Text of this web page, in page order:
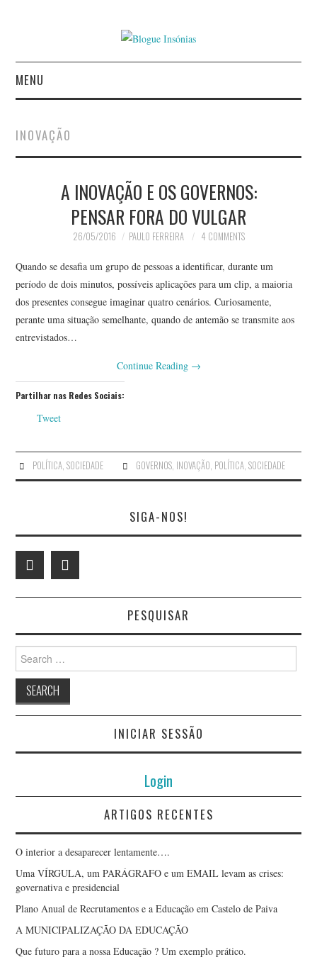
MENU
AUTORES
CONTACTO
POLÍTICA DE
PRIVACIDADE
INOVAÇÃO
A INOVAÇÃO E OS GOVERNOS:
PENSAR FORA DO VULGAR
26/05/2016 PAULO FERREIRA 4 COMMENTS
Quando se desafia um grupo de pessoas a identificar, durante um
período de dois minutos, possíveis aplicações para um clip, a maioria
dos presentes consegue imaginar quatro cenários. Curiosamente,
perante uma situação semelhante, quando de antemão se transmite aos
entrevistados…
Continue Reading →
Partilhar nas Redes Sociais:
Tweet
POLÍTICA, SOCIEDADE GOVERNOS, INOVAÇÃO, POLÍTICA, SOCIEDADE
SIGA-NOS!
PESQUISAR
Search
for:
INICIAR SESSÃO
Login
ARTIGOS RECENTES
O interior a desaparecer lentamente….
Uma VÍRGULA, um PARÁGRAFO e um EMAIL levam as crises:
governativa e presidencial
Plano Anual de Recrutamentos e a Educação em Castelo de Paiva
A MUNICIPALIZAÇÃO DA EDUCAÇÃO
Que futuro para a nossa Educação ? Um exemplo prático.